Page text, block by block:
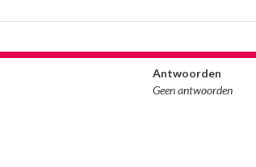
Antwoorden
Geen antwoorden